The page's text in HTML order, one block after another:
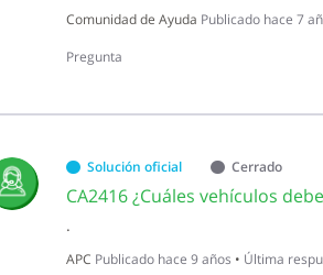
Comunidad de Ayuda Publicado hace 7
Pregunta
Solución oficial Cerrado
CA2416 ¿Cuáles vehículos
.
APC Publicado hace 9 años • Última